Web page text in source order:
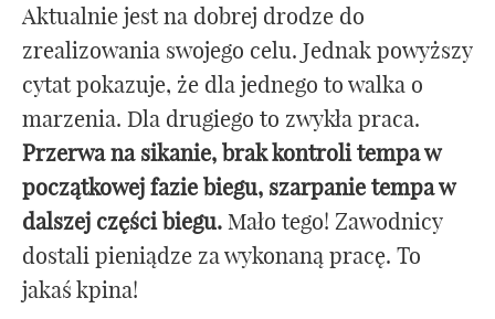
Aktualnie jest na dobrej drodze do
zrealizowania swojego celu. Jednak powyższy
cytat pokazuje, że dla jednego to walka o
marzenia. Dla drugiego to zwykła praca.
Przerwa na sikanie, brak kontroli tempa w
początkowej fazie biegu, szarpanie tempa w
dalszej części biegu. Mało tego! Zawodnicy
dostali pieniądze za wykonaną pracę. To
jakaś kpina!